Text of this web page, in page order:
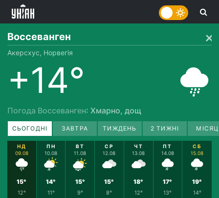
Воссеванген
Акерсхус, Норвегія
+14°
Погода Воссеванген: Хмарно, дощ
СЬОГОДНІ ЗАВТРА ТИЖДЕНЬ 2 ТИЖНІ
НД
09.08
15°
12°
ПН
10.08
14°
11°
ВТ
11.08
15°
9°
СР
12.08
15°
8°
ЧТ
13.08
18°
12°
ПТ
14.08
17°
13°
СБ
15.08
19°
14°